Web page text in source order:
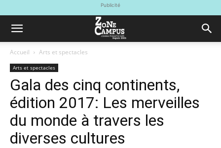
Publicité
Accueil Arts et spectacles
Arts et spectacles
Gala des cinq continents,
édition 2017: Les merveilles
du monde à travers les
diverses cultures